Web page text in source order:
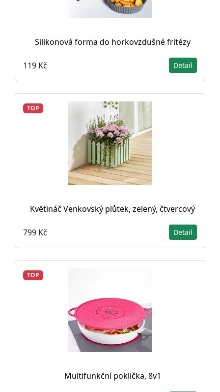
Silikonová forma do horkovzdušné fritézy
119 Kč Detail
TOP
Květináč Venkovský plůtek, zelený, čtvercový
799 Kč Detail
TOP
Multifunkční poklička, 8v1